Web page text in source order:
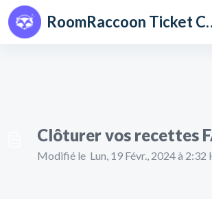
Passer au contenu principal
Clôturer vos recettes
Modifié le Lun, 19 Févr., 2024 à 2:32